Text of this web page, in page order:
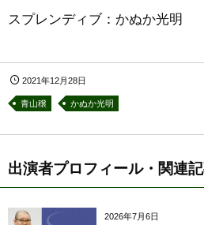
スプレンディブ：かぬか光明
2021年12月28日
青山穣 かぬか光明
出演者プロフィール・関連
2026年7月6日